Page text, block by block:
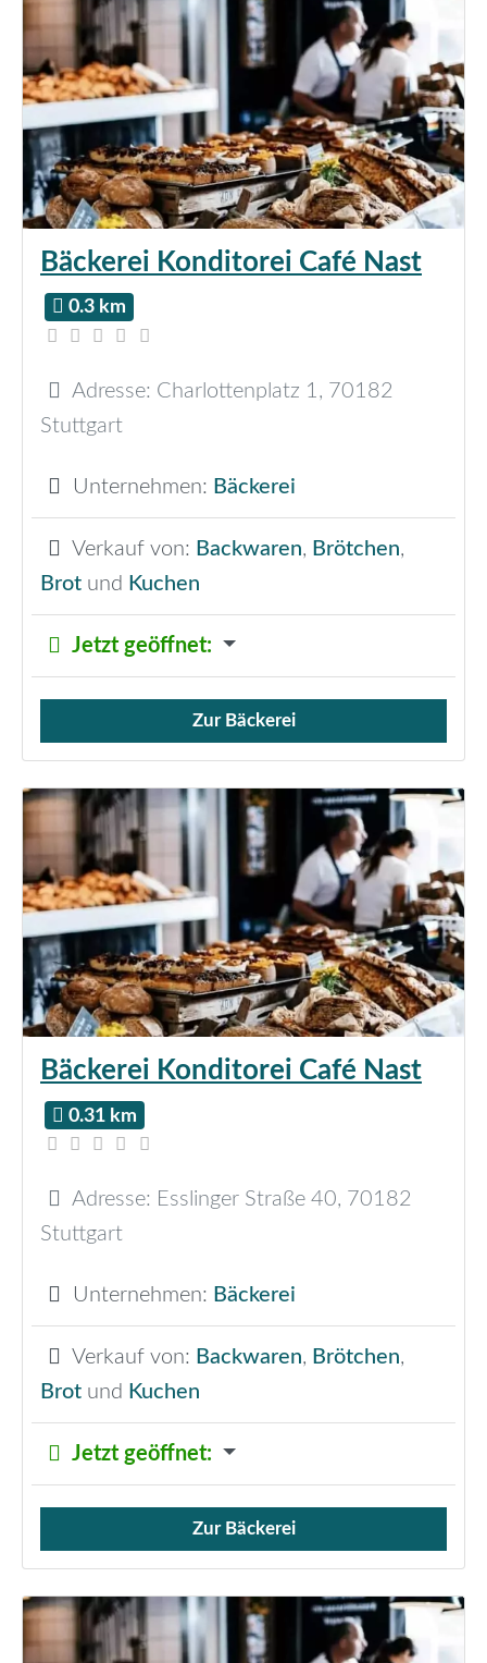
Bäckerei Konditorei Café Nast
0.3 km
Adresse: Charlottenplatz 1 , 70182
Stuttgart
Unternehmen: Bäckerei
Verkauf von: Backwaren, Brötchen,
Brot und Kuchen
Jetzt geöffnet:
Verkauf von Brötchen,
Zur Bäckerei
Bäckerei Konditorei Café Nast
0.31 km
Adresse: Esslinger Straße 40, 70182
Stuttgart
Unternehmen: Bäckerei
Verkauf von: Backwaren, Brötchen,
Brot und Kuchen
Jetzt geöffnet:
Verkauf von Brötchen,
Zur Bäckerei